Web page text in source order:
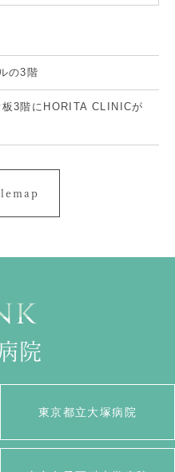
の3階
3階にHORITA CLINICが
院
東京都立大塚病院